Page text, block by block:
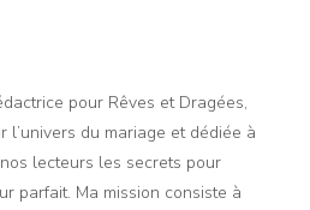
pour Rêves et Dragées,
l’univers du mariage et dédiée à
lecteurs les secrets pour
parfait. Ma mission consiste à